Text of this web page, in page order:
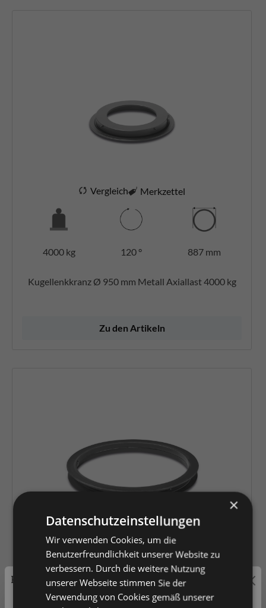
Vergleich Merkzettel
4000 kg 120 ° 887 mm
Kugellenkkranz Ø 950 mm Metall Axiallast 4000 kg
Zu den Artikeln
Vergleich Merkzettel
Preisauszeichnung
×
Datenschutzeinstellungen
Wir verwenden Cookies, um die
Benutzerfreundlichkeit unserer Website zu
verbessern. Durch die weitere Nutzung
unserer Webseite stimmen Sie der
Verwendung von Cookies gemäß unserer